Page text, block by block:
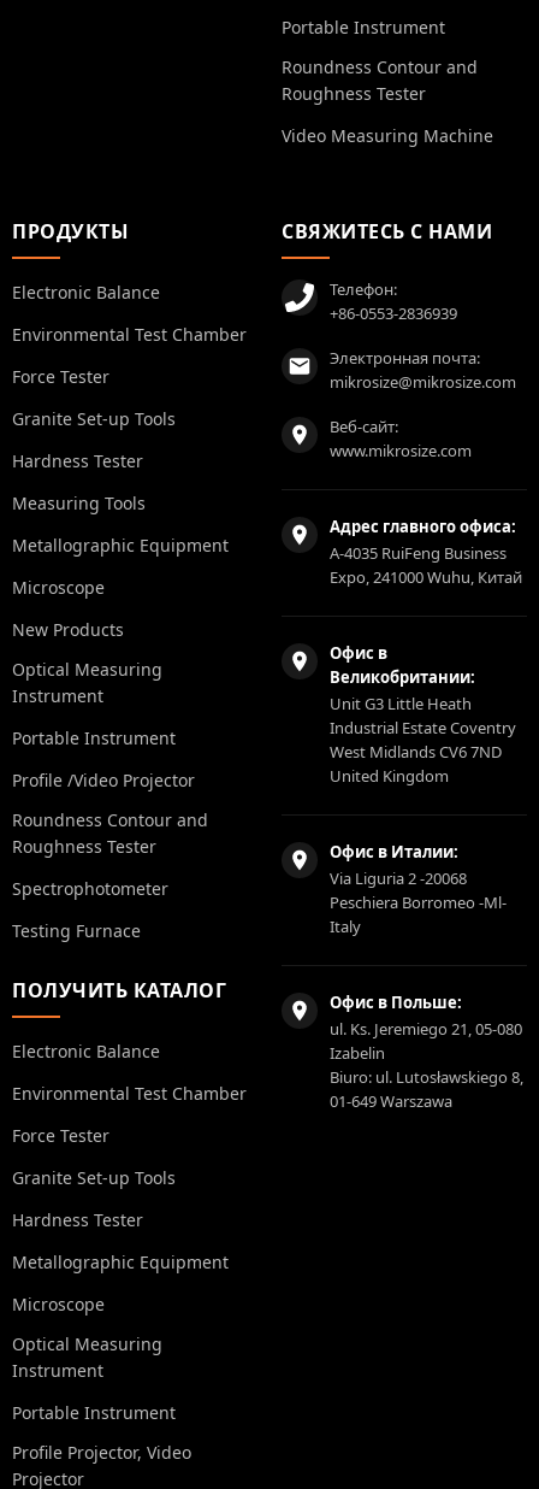
Portable Instrument
Roundness Contour and
Roughness Tester
Video Measuring Machine
ПРОДУКТЫ
Electronic Balance
Environmental Test Chamber
Force Tester
Granite Set-up Tools
Hardness Tester
Measuring Tools
Metallographic Equipment
Microscope
New Products
Optical Measuring
Instrument
Portable Instrument
Profile /Video Projector
Roundness Contour and
Roughness Tester
Spectrophotometer
Testing Furnace
ПОЛУЧИТЬ КАТАЛОГ
Electronic Balance
Environmental Test Chamber
Force Tester
Granite Set-up Tools
Hardness Tester
Metallographic Equipment
Microscope
Optical Measuring
Instrument
Portable Instrument
Profile Projector, Video
Projector
СВЯЖИТЕСЬ С НАМИ
Телефон:
+86-0553-2836939
Электронная почта:
mikrosize@mikrosize.com
Веб-сайт:
www.mikrosize.com
Адрес главного офиса:
A-4035 RuiFeng Business
Expo, 241000 Wuhu, Китай
Офис в
Великобритании:
Unit G3 Little Heath
Industrial Estate Coventry
West Midlands CV6 7ND
United Kingdom
Офис в Италии:
Via Liguria 2 -20068
Peschiera Borromeo -Ml-
Italy
Офис в Польше:
ul. Ks. Jeremiego 21, 05-080
Izabelin
Biuro: ul. Lutosławskiego 8,
01-649 Warszawa